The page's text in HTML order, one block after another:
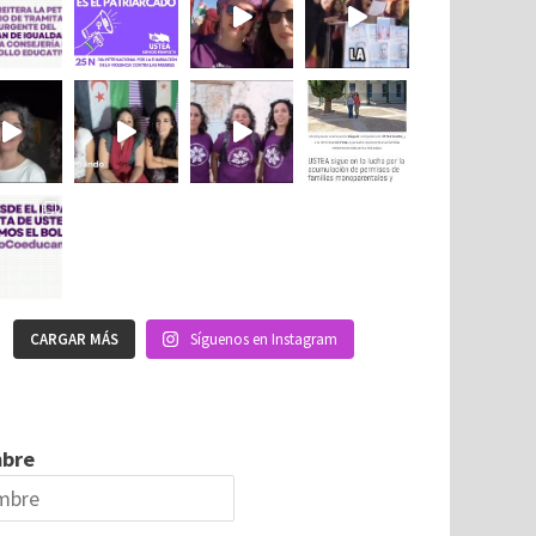
CARGAR MÁS Síguenos en Instagram